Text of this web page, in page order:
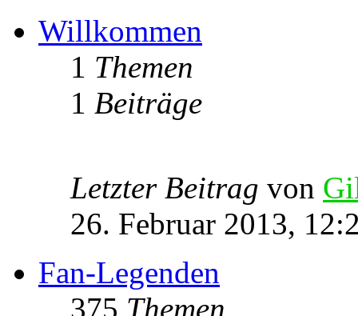
Willkommen
1 Themen
1 Beiträge
Letzter Beitrag von
26. Februar 2013,
Fan-Legenden
375 Themen